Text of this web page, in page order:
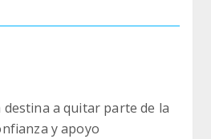
a quitar parte de la
y apoyo